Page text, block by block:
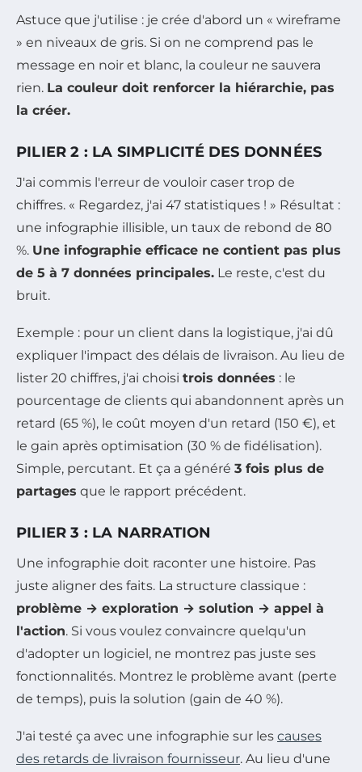
Astuce que j'utilise : je crée d'abord un « wireframe
» en niveaux de gris. Si on ne comprend pas le
message en noir et blanc, la couleur ne sauvera
rien. La couleur doit renforcer la hiérarchie, pas
la créer.
PILIER 2 : LA SIMPLICITÉ DES DONNÉES
J'ai commis l'erreur de vouloir caser trop de
chiffres. « Regardez, j'ai 47 statistiques ! » Résultat :
une infographie illisible, un taux de rebond de 80
%. Une infographie efficace ne contient pas plus
de 5 à 7 données principales. Le reste, c'est du
bruit.
Exemple : pour un client dans la logistique, j'ai dû
expliquer l'impact des délais de livraison. Au lieu de
lister 20 chiffres, j'ai choisi trois données : le
pourcentage de clients qui abandonnent après un
retard (65 %), le coût moyen d'un retard (150 €), et
le gain après optimisation (30 % de fidélisation).
Simple, percutant. Et ça a généré 3 fois plus de
partages que le rapport précédent.
PILIER 3 : LA NARRATION
Une infographie doit raconter une histoire. Pas
juste aligner des faits. La structure classique :
problème → exploration → solution → appel à
l'action. Si vous voulez convaincre quelqu'un
d'adopter un logiciel, ne montrez pas juste ses
fonctionnalités. Montrez le problème avant (perte
de temps), puis la solution (gain de 40 %).
J'ai testé ça avec une infographie sur les causes
des retards de livraison fournisseur. Au lieu d'une